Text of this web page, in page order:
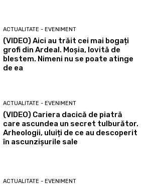
ACTUALITATE - EVENIMENT
(VIDEO) Aici au trăit cei mai bogați
grofi din Ardeal. Moșia, lovită de
blestem. Nimeni nu se poate atinge
de ea
ACTUALITATE - EVENIMENT
(VIDEO) Cariera dacică de piatră
care ascundea un secret tulburător.
Arheologii, uluiți de ce au descoperit
în ascunzișurile sale
ACTUALITATE - EVENIMENT